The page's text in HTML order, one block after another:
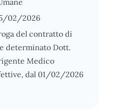
02/2026
del contratto di
determinato Dott.
Medico
dal 01/02/2026